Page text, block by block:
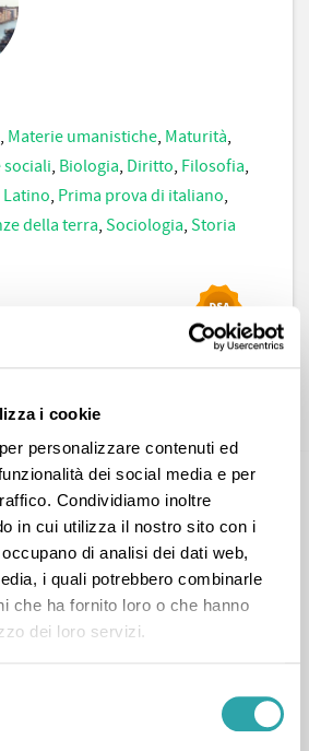
i cookie
personalizzare contenuti ed
dei social media e per
Condividiamo inoltre
in cui utilizza il nostro sito con i
di analisi dei dati web,
i quali potrebbero combinarle
che ha fornito loro o che hanno
dei loro servizi.
, Materie umanistiche, Maturità,
sociali, Biologia, Diritto, Filosofia,
Latino, Prima prova di italiano,
della terra, Sociologia, Storia
R.